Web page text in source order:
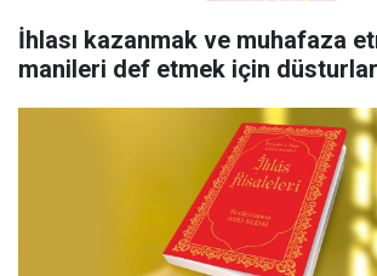
İhlası kazanmak ve muhafaza
manileri def etmek için düsturlar